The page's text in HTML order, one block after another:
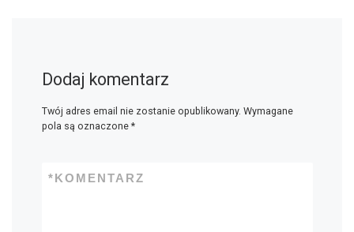
Dodaj komentarz
Twój adres email nie zostanie opublikowany. Wymagane
pola są oznaczone *
KOMENTARZ
*